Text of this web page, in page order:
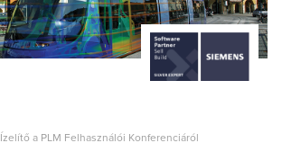
Ízelítő a PLM Felhasználói Konferenciáról